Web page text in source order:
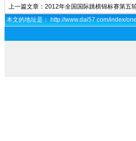
上一篇文章： 2012年全国国际跳棋锦标赛第五
本文的地址是： http://www.dai57.com/index/